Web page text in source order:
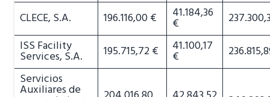
CLECE, S.A.
196.116,00 € 41.184,36
€
ISS Facility
Services, S.A. 195.715,72 € 41.100,17
€
Servicios
Auxiliares de